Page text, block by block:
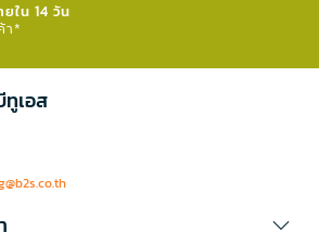
ใน 14 วัน
า*
เอส